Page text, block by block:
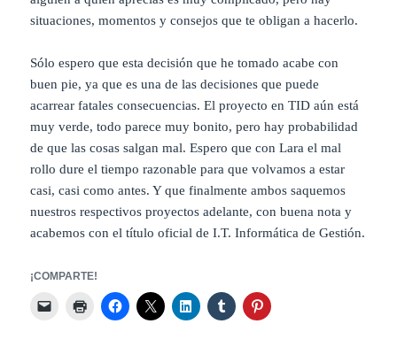
situaciones, momentos y consejos que te obligan a hacerlo.
Sólo espero que esta decisión que he tomado acabe con
buen pie, ya que es una de las decisiones que puede
acarrear fatales consecuencias. El proyecto en TID aún está
muy verde, todo parece muy bonito, pero hay probabilidad
de que las cosas salgan mal. Espero que con Lara el mal
rollo dure el tiempo razonable para que volvamos a estar
casi, casi como antes. Y que finalmente ambos saquemos
nuestros respectivos proyectos adelante, con buena nota y
acabemos con el título oficial de I.T. Informática de Gestión.
¡COMPARTE!